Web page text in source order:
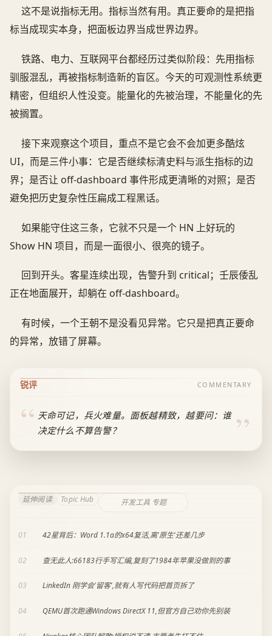
这不是说指标无用。指标当然有用。真正要命的是把指
标当成现实本身，把面板边界当成世界边界。
铁路、电力、互联网平台都经历过类似阶段：先用指标
驯服混乱，再被指标制造新的盲区。今天的可观测性系统更
精密，但组织人性没变。能量化的先被治理，不能量化的先
被搁置。
接下来观察这个项目，重点不是它会不会加更多酷炫
UI，而是三件小事：它是否继续标清史料与派生指标的边
界；是否让 off-dashboard 事件形成更清晰的对照；是否
避免把历史复杂性压扁成工程黑话。
如果能守住这三条，它就不只是一个 HN 上好玩的
Show HN 项目，而是一面很小、很亮的镜子。
回到开头。客星连续出现，告警升到 critical；壬辰倭乱
正在地面展开，却躺在 off-dashboard。
有时候，一个王朝不是没看见异常。它只是把真正要命
的异常，放错了屏幕。
锐评 COMMENTARY
天命可记，兵火难量。面板越精致，越要问：谁
决定什么不算告警？
延伸阅读 Topic Hub 开发工具 专题
01 42星背后：Word 1.1a的x64复活,离'原生'还差几步
02 查无此人:66183行手写汇编,复刻了1984年苹果没做到的事
03 LinkedIn 刚学会'留客',就有人写代码把首页拆了
04 QEMU首次跑通Windows DirectX 11,但官方自己劝你先别装